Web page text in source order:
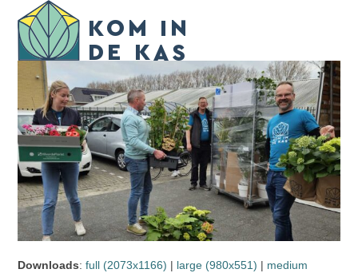
content
Open
mobile
menu
Close
mobile
menu
Downloads:full (2073x1166) | large (980x551) | medium